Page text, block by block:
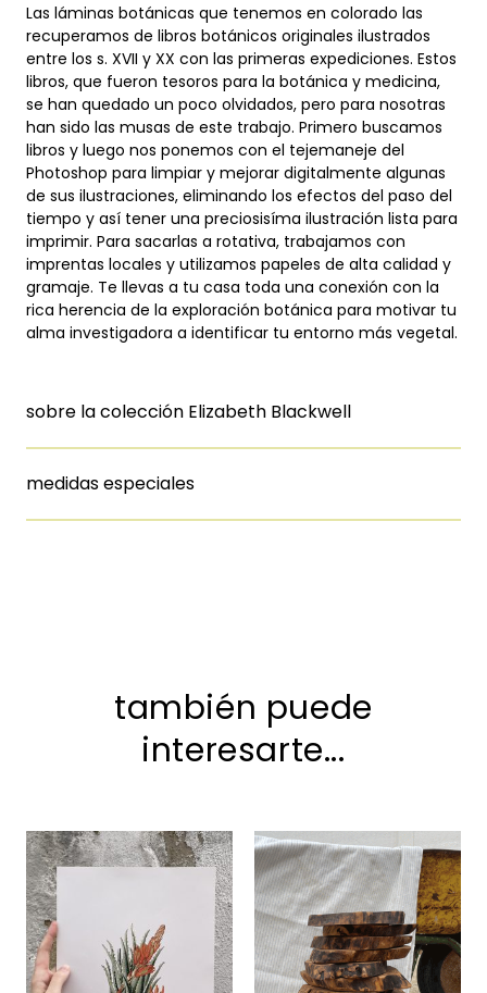
Las láminas botánicas que tenemos en colorado las
recuperamos de libros botánicos originales ilustrados
entre los s. XVII y XX con las primeras expediciones. Estos
libros, que fueron tesoros para la botánica y medicina,
se han quedado un poco olvidados, pero para nosotras
han sido las musas de este trabajo. Primero buscamos
libros y luego nos ponemos con el tejemaneje del
Photoshop para limpiar y mejorar digitalmente algunas
de sus ilustraciones, eliminando los efectos del paso del
tiempo y así tener una preciosisíma ilustración lista para
imprimir. Para sacarlas a rotativa, trabajamos con
imprentas locales y utilizamos papeles de alta calidad y
gramaje. Te llevas a tu casa toda una conexión con la
rica herencia de la exploración botánica para motivar tu
alma investigadora a identificar tu entorno más vegetal.
sobre la colección Elizabeth Blackwell
medidas especiales
también puede
interesarte...